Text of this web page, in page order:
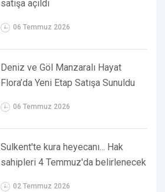
satışa açıldı
06 Temmuz 2026
Deniz ve Göl Manzaralı Hayat
Flora’da Yeni Etap Satışa Sunuldu
06 Temmuz 2026
Sulkent'te kura heyecanı... Hak
sahipleri 4 Temmuz'da belirlenecek
02 Temmuz 2026